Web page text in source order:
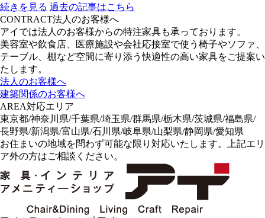
続きを見る 過去の記事はこちら
CONTRACT法人のお客様へ
アイでは法人のお客様からの特注家具も承っております。
美容室や飲食店、医療施設や会社応接室で使う椅子やソファ、
テーブル、棚など空間に寄り添う快適性の高い家具をご提案い
たします。
法人のお客様へ
建築関係のお客様へ
AREA対応エリア
東京都/神奈川県/千葉県/埼玉県/群馬県/栃木県/茨城県/福島県/
長野県/新潟県/富山県/石川県/岐阜県/山梨県/静岡県/愛知県
お住まいの地域を問わず可能な限り対応いたします。上記エリ
ア外の方はご相談ください。